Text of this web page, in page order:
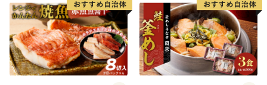
お申込み時に「備考欄」へご記入くださいませ。